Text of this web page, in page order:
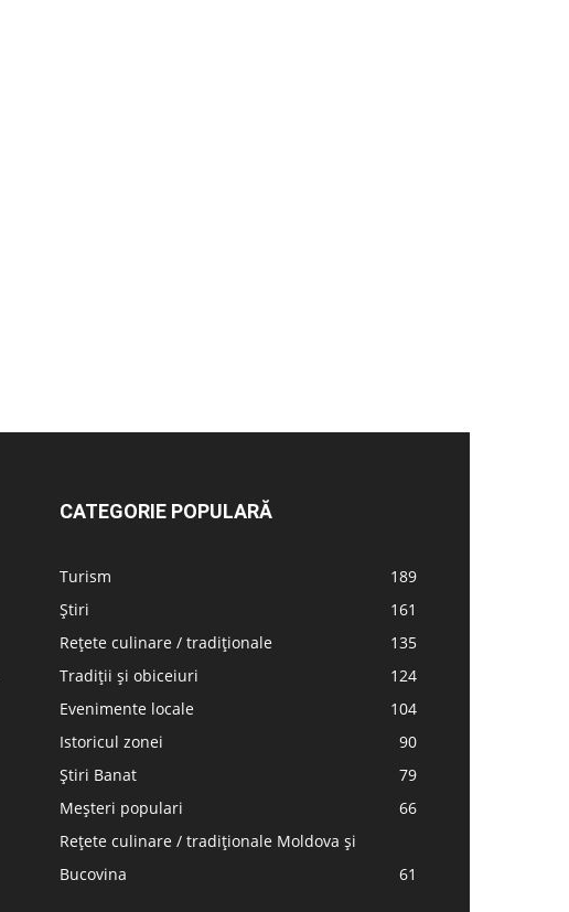
CATEGORIE POPULARĂ
Turism
189
Știri
161
Rețete culinare / tradiționale
135
Tradiții și obiceiuri
124
Evenimente locale
104
Istoricul zonei
90
Știri Banat
79
Meșteri populari
66
Rețete culinare / tradiționale Moldova și
Bucovina
61